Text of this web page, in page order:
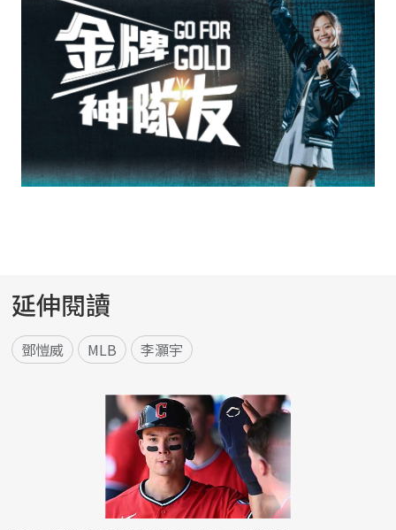
延伸閱讀
鄧愷威 MLB 李灝宇